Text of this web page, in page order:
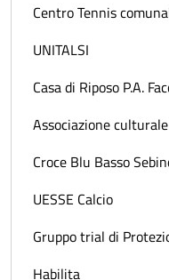
Centro Tennis
UNITALSI
Casa di Riposo P.A.
Associazione
Croce Blu Basso
UESSE Calcio
Gruppo trial di
Habilita